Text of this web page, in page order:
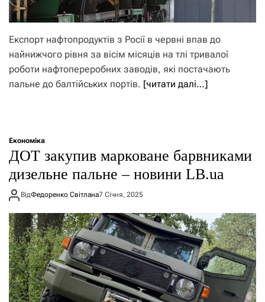
Експорт нафтопродуктів з Росії в червні впав до
найнижчого рівня за вісім місяців на тлі тривалої
роботи нафтопереробних заводів, які постачають
пальне до балтійських портів. [читати далі…]
Економіка
ДОТ закупив марковане барвниками
дизельне пальне – новини LB.ua
ВідФедоренко Світлана7 Січня, 2025